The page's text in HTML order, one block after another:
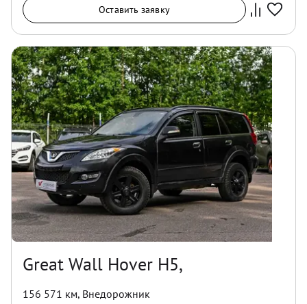
Оставить заявку
Great Wall Hover H5,
156 571 км, Внедорожник